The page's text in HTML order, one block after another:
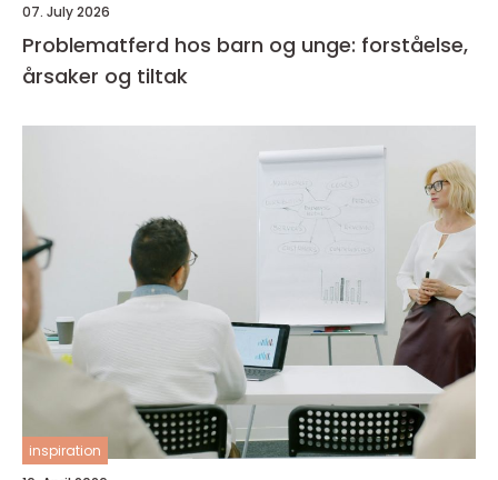
07. July 2026
Problematferd hos barn og unge: forståelse,
årsaker og tiltak
inspiration